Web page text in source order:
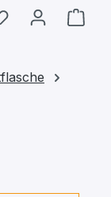
Du hast 0